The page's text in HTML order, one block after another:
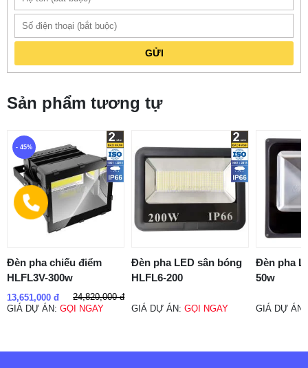
GỬI
Sản phẩm tương tự
- 45%
Đèn pha chiếu điểm
HLFL3V-300w
13,651,000 đ
24,820,000 đ
GIÁ DỰ ÁN: GỌI NGAY
Đèn pha LED sân bóng
HLFL6-200
GIÁ DỰ ÁN:GỌI NGAY
Đèn pha
50w
GIÁ DỰ